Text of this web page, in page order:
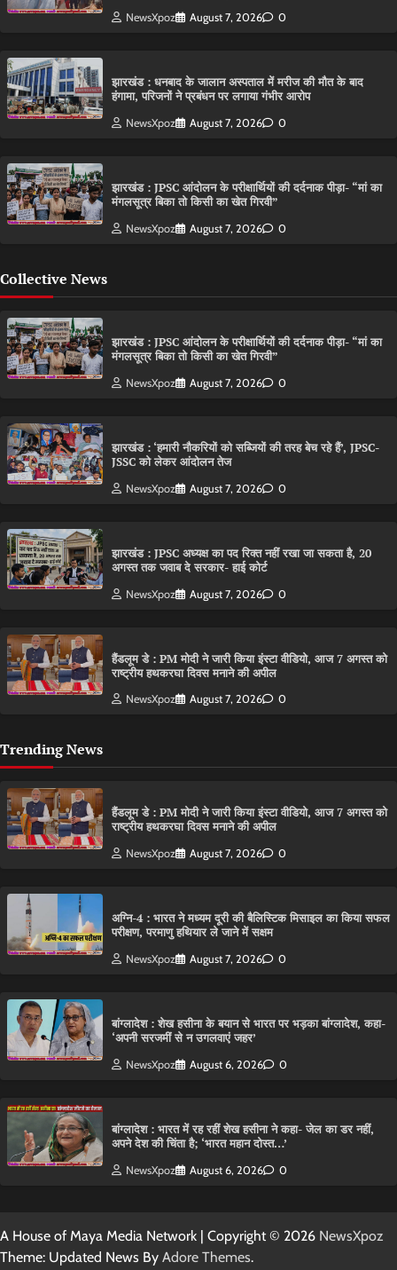
NewsXpoz August 7, 2026 0
झारखंड : धनबाद के जालान अस्पताल में मरीज की मौत के बाद
हंगामा, परिजनों ने प्रबंधन पर लगाया गंभीर आरोप
NewsXpoz August 7, 2026 0
झारखंड : JPSC आंदोलन के परीक्षार्थियों की दर्दनाक पीड़ा- “मां का
मंगलसूत्र बिका तो किसी का खेत गिरवी”
NewsXpoz August 7, 2026 0
Collective News
झारखंड : JPSC आंदोलन के परीक्षार्थियों की दर्दनाक पीड़ा- “मां का
मंगलसूत्र बिका तो किसी का खेत गिरवी”
NewsXpoz August 7, 2026 0
झारखंड : ‘हमारी नौकरियों को सब्जियों की तरह बेच रहे हैं’, JPSC-
JSSC को लेकर आंदोलन तेज
NewsXpoz August 7, 2026 0
झारखंड : JPSC अध्यक्ष का पद रिक्त नहीं रखा जा सकता है, 20
अगस्त तक जवाब दे सरकार- हाई कोर्ट
NewsXpoz August 7, 2026 0
हैंडलूम डे : PM मोदी ने जारी किया इंस्टा वीडियो, आज 7 अगस्त को
राष्ट्रीय हथकरघा दिवस मनाने की अपील
NewsXpoz August 7, 2026 0
Trending News
हैंडलूम डे : PM मोदी ने जारी किया इंस्टा वीडियो, आज 7 अगस्त को
राष्ट्रीय हथकरघा दिवस मनाने की अपील
NewsXpoz August 7, 2026 0
अग्नि-4 : भारत ने मध्यम दूरी की बैलिस्टिक मिसाइल का किया सफल
परीक्षण, परमाणु हथियार ले जाने में सक्षम
NewsXpoz August 7, 2026 0
बांग्लादेश : शेख हसीना के बयान से भारत पर भड़का बांग्लादेश, कहा-
‘अपनी सरजमीं से न उगलवाएं जहर’
NewsXpoz August 6, 2026 0
बांग्लादेश : भारत में रह रहीं शेख हसीना ने कहा- जेल का डर नहीं,
अपने देश की चिंता है; ‘भारत महान दोस्त…’
NewsXpoz August 6, 2026 0
A House of Maya Media Network | Copyright © 2026 NewsXpoz
Theme: Updated News By Adore Themes.